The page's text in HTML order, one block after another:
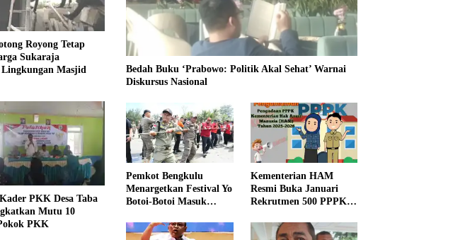
Royong Tetap
Sukaraja
Masjid
PKK Desa Taba
Mutu 10
PKK
Bedah Buku ‘Prabowo: Politik Akal Sehat’ Warnai
Diskursus Nasional
Pemkot Bengkulu
Menargetkan Festival Yo
Botoi-Botoi Masuk
Nasional
Kementerian HAM
Resmi Buka Januari
Rekrutmen 500 PPPK,